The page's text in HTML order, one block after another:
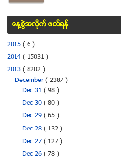
ေန႔စြဲအလိုက္ ဖတ္ရန္
2015 ( 6 )
2014 ( 15031 )
2013 ( 8202 )
December ( 2387 )
Dec 31( 98 )
Dec 30( 80 )
Dec 29( 65 )
Dec 28( 132 )
Dec 27( 127 )
Dec 26( 78 )